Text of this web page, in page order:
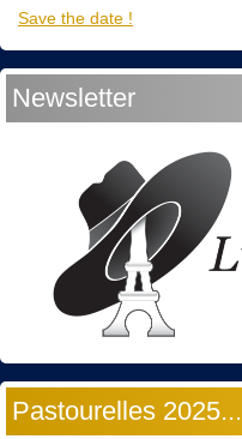
Save the date !
Newsletter
Pastourelles 2025...